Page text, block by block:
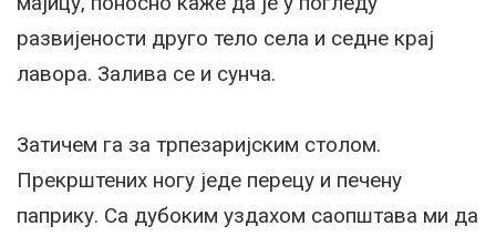
развијености друго тело села и седне крај
лавора. Залива се и сунча.
Затичем га за трпезаријским столом.
Прекрштених ногу једе перецу и печену
паприку. Са дубоким уздахом саопштава ми да